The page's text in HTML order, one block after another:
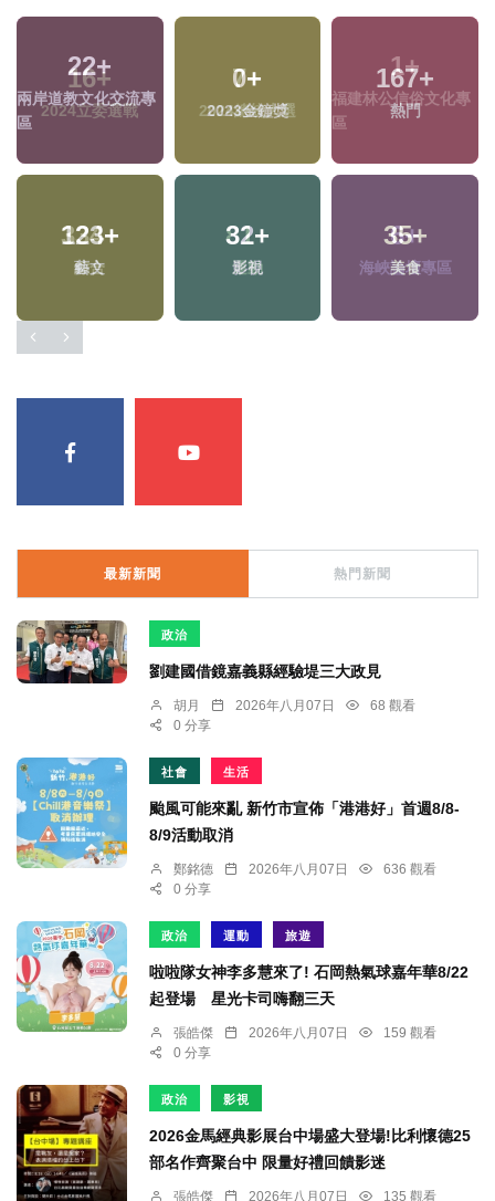
16+
2024立委選戰
7+
2024總統大選
1+
福建林公信俗文化專
區
334+
綜合
81+
運動
6+
海峽論壇專區
最新新聞 熱門新聞
政治
劉建國借鏡嘉義縣經驗堤三大政見
胡月 2026年八月07日
68 觀看
0 分享
社會 生活
颱風可能來亂 新竹市宣佈「港港好」首週8/8-
8/9活動取消
鄭銘德 2026年八月07日
636 觀看
0 分享
政治 運動 旅遊
啦啦隊女神李多慧來了! 石岡熱氣球嘉年華8/22
起登場 星光卡司嗨翻三天
張皓傑 2026年八月07日
159 觀看
0 分享
政治 影視
2026金馬經典影展台中場盛大登場!比利懷德25
部名作齊聚台中 限量好禮回饋影迷
張皓傑 2026年八月07日
135 觀看